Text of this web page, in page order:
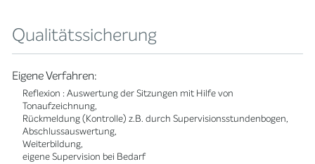
Qualitätssicherung
Eigene Verfahren:
Reflexion : Auswertung der Sitzungen mit Hilfe von
Tonaufzeichnung,
Rückmeldung (Kontrolle) z.B. durch Supervisionsstundenbogen,
Abschlussauswertung,
Weiterbildung,
eigene Supervision bei Bedarf